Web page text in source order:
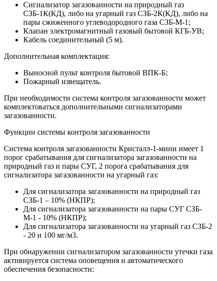
Сигнализатор загазованности на природный газ
СЗБ-1К(КД), либо на угарный газ СЗБ-2К(КД), либо на
пары сжиженного углеводородного газа СЗБ-М-1;
Клапан электромагнитный газовый бытовой КГБ-УВ;
Кабель соединительный (5 м).
Дополнительная комплектация:
Выносной пульт контроля бытовой ВПК-Б;
Пожарный извещатель.
При необходимости система контроля загазованности может
комплектоваться дополнительными сигнализаторами
загазованности.
Функции системы контроля загазованности
Система контроля загазованности Кристалл-1-мини имеет 1
порог срабатывания для сигнализатора загазованности на
природный газ и пары СУГ, 2 порога срабатывания для
сигнализатора загазованности на угарный газ:
Для сигнализатора загазованности на природный газ
СЗБ-1 – 10% (НКПР);
Для сигнализатора загазованности на пары СУГ СЗБ-
М-1 - 10% (НКПР);
Для сигнализатора загазованности на угарный газ СЗБ-2
- 20 и 100 мг/м3.
При обнаружении сигнализатором загазованности утечки газа
активируется система оповещения и автоматического
обеспечения безопасности: